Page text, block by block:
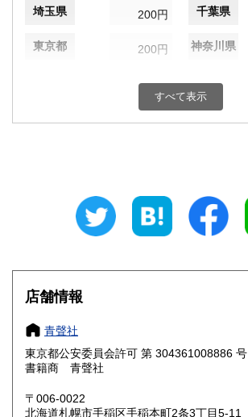
埼玉県 200円 千葉県
東京都 200円 神奈川県
200円 富山県
200円 三重県
大阪府
奈良県
鳥取県 200円 島根県
岡山県
すべて表示
店舗情報
青聲社
東京都公安委員会許可 第 304361008886 号
書籍商 青聲社
〒006-0022
北海道札幌市手稲区手稲本町2条3丁目5-11